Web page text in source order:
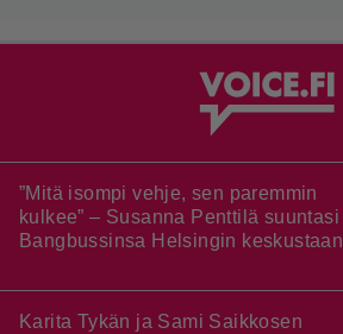
”Mitä isompi vehje, sen paremmin
kulkee” – Susanna Penttilä suuntasi
Bangbussinsa Helsingin keskustaan
Karita Tykän ja Sami Saikkosen